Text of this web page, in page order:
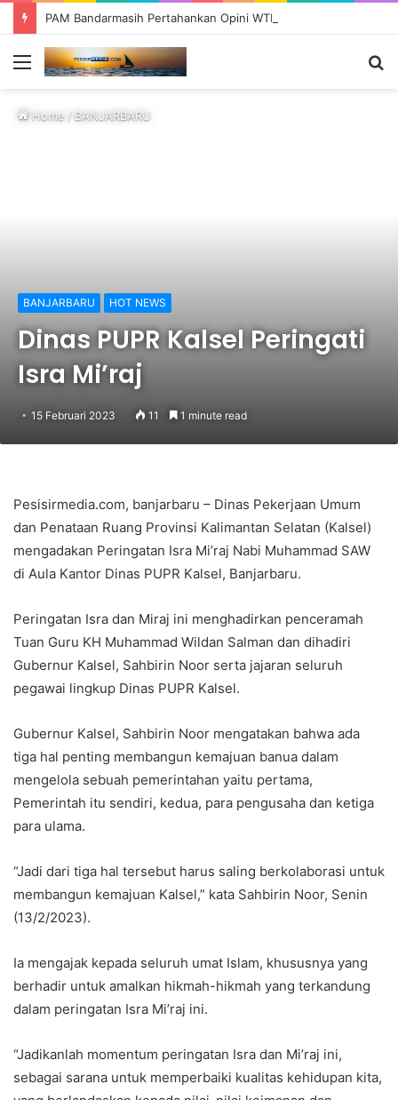
Menu
Home/BANJARBARU
BANJARBARU HOT NEWS
Dinas PUPR Kalsel Peringati
Isra Mi’raj
15 Februari 2023 11 1 minute read
Pesisirmedia.com, banjarbaru – Dinas Pekerjaan Umum
dan Penataan Ruang Provinsi Kalimantan Selatan (Kalsel)
mengadakan Peringatan Isra Mi’raj Nabi Muhammad SAW
di Aula Kantor Dinas PUPR Kalsel, Banjarbaru.
Peringatan Isra dan Miraj ini menghadirkan penceramah
Tuan Guru KH Muhammad Wildan Salman dan dihadiri
Gubernur Kalsel, Sahbirin Noor serta jajaran seluruh
pegawai lingkup Dinas PUPR Kalsel.
Gubernur Kalsel, Sahbirin Noor mengatakan bahwa ada
tiga hal penting membangun kemajuan banua dalam
mengelola sebuah pemerintahan yaitu pertama,
Pemerintah itu sendiri, kedua, para pengusaha dan ketiga
para ulama.
“Jadi dari tiga hal tersebut harus saling berkolaborasi untuk
membangun kemajuan Kalsel,” kata Sahbirin Noor, Senin
(13/2/2023).
Ia mengajak kepada seluruh umat Islam, khususnya yang
berhadir untuk amalkan hikmah-hikmah yang terkandung
dalam peringatan Isra Mi’raj ini.
“Jadikanlah momentum peringatan Isra dan Mi’raj ini,
sebagai sarana untuk memperbaiki kualitas kehidupan kita,